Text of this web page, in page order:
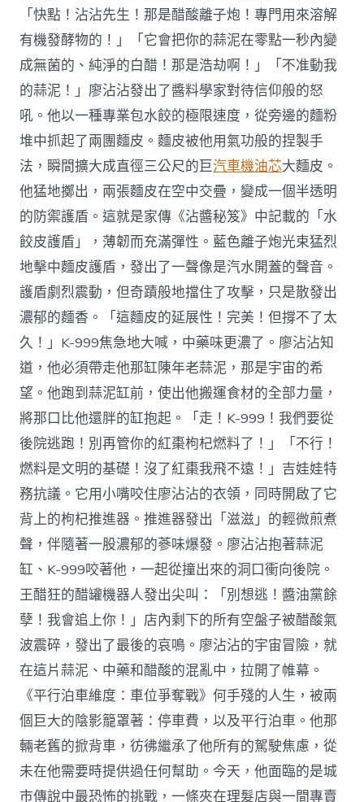
「快點！沾沾先生！那是醋酸離子炮！專門用來溶解
有機發酵物的！」「它會把你的蒜泥在零點一秒內變
成無菌的、純淨的白醋！那是浩劫啊！」「不准動我
的蒜泥！」廖沾沾發出了醬料學家對待信仰般的怒
吼。他以一種專業包水餃的極限速度，從旁邊的麵粉
堆中抓起了兩團麵皮。麵皮被他用氣功般的捏製手
法，瞬間擴大成直徑三公尺的巨汽車機油芯大麵皮。
他猛地擲出，兩張麵皮在空中交疊，變成一個半透明
的防禦護盾。這就是家傳《沾醬秘笈》中記載的「水
餃皮護盾」，薄韌而充滿彈性。藍色離子炮光束猛烈
地擊中麵皮護盾，發出了一聲像是汽水開蓋的聲音。
護盾劇烈震動，但奇蹟般地擋住了攻擊，只是散發出
濃郁的麵香。「這麵皮的延展性！完美！但撐不了太
久！」K-999焦急地大喊，中藥味更濃了。廖沾沾知
道，他必須帶走他那缸陳年老蒜泥，那是宇宙的希
望。他跑到蒜泥缸前，使出他搬運食材的全部力量，
將那口比他還胖的缸抱起。「走！K-999！我們要從
後院逃跑！別再管你的紅棗枸杞燃料了！」「不行！
燃料是文明的基礎！沒了紅棗我飛不遠！」吉娃娃特
務抗議。它用小嘴咬住廖沾沾的衣領，同時開啟了它
背上的枸杞推進器。推進器發出「滋滋」的輕微煎煮
聲，伴隨著一股濃郁的蔘味爆發。廖沾沾抱著蒜泥
缸、K-999咬著他，一起從撞出來的洞口衝向後院。
王醋狂的醋罐機器人發出尖叫：「別想逃！醬油黨餘
孽！我會追上你！」店內剩下的所有空盤子被醋酸氣
波震碎，發出了最後的哀鳴。廖沾沾的宇宙冒險，就
在這片蒜泥、中藥和醋酸的混亂中，拉開了帷幕。
《平行泊車維度：車位爭奪戰》何手殘的人生，被兩
個巨大的陰影籠罩著：停車費，以及平行泊車。他那
輛老舊的掀背車，彷彿繼承了他所有的駕駛焦慮，從
未在他需要時提供過任何幫助。今天，他面臨的是城
市傳說中最恐怖的挑戰，一條夾在理髮店與一間專賣